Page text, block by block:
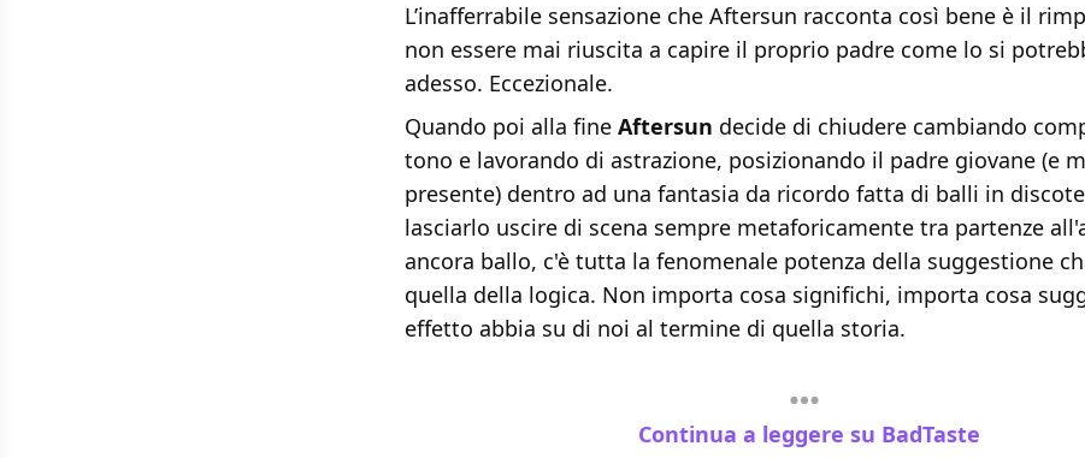
L’inafferrabile sensazione che Aftersun racconta così bene è il
non essere mai riuscita a capire il proprio padre come lo si
adesso. Eccezionale.
Quando poi alla fine Aftersun decide di chiudere cambiando
tono e lavorando di astrazione, posizionando il padre giovane (e
presente) dentro ad una fantasia da ricordo fatta di balli in
lasciarlo uscire di scena sempre metaforicamente tra partenze
ancora ballo, c'è tutta la fenomenale potenza della suggestione
quella della logica. Non importa cosa significhi, importa cosa
effetto abbia su di noi al termine di quella storia.
Continua a leggere su BadTaste